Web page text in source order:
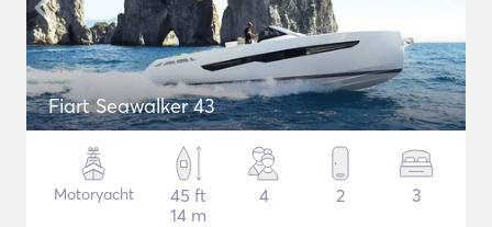
Fiart Seawalker 43
Motoryacht
45 ft
14 m
4 2 3